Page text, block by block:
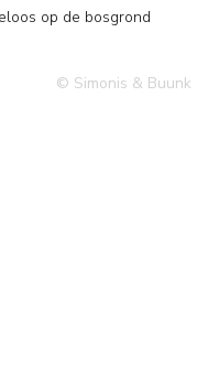
op de bosgrond
© Simonis & Buunk